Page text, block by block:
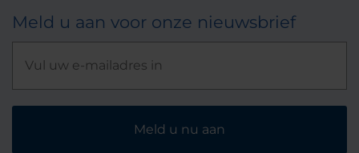
Meld u aan voor onze nieuwsbrief
Meld u nu aan